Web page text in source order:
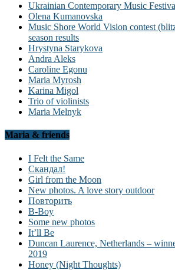
Ukrainian Contemporary Music
Olena Kumanovska
Music Shore World Vision contest
season results
Hrystyna Starykova
Andra Aleks
Caroline Egonu
Maria Myrosh
Karina Migol
Trio of violinists
Maria Melnyk
Maria & friends
I Felt the Same
Скандал!
Girl from the Moon
New photos. A love story outdoor
Повторить
B-Boy
Some new photos
It’ll Be
Duncan Laurence, Netherlands –
2019
Honey (Night Thoughts)